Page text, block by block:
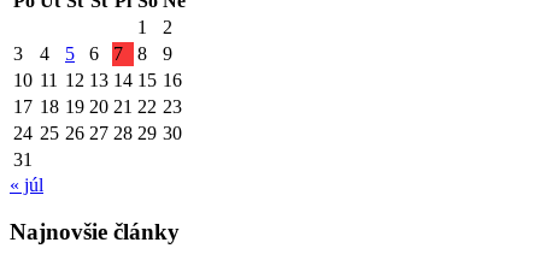
1
2
3
4 5 6 7 8
9
10 11 12 13 14 15 16
17 18 19 20 21 22 23
24 25 26 27 28 29 30
31
« júl
Najnovšie články